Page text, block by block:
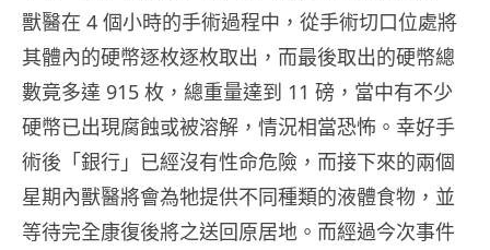
獸醫在 4 個小時的手術過程中，從手術切口位處將
其體內的硬幣逐枚逐枚取出，而最後取出的硬幣總
數竟多達 915 枚，總重量達到 11 磅，當中有不少
硬幣已出現腐蝕或被溶解，情況相當恐怖。幸好手
術後「銀行」已經沒有性命危險，而接下來的兩個
星期內獸醫將會為牠提供不同種類的液體食物，並
等待完全康復後將之送回原居地。而經過今次事件